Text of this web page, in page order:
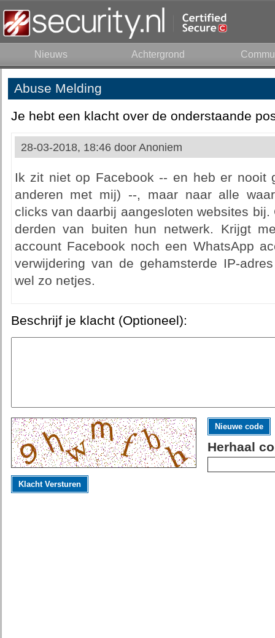
Nieuws Achtergrond
Abuse Melding
Je hebt een klacht over de onderstaande
28-03-2018, 18:46 door Anoniem
Ik zit niet op Facebook -- en heb er nooit
anderen met mij) --, maar naar alle
clicks van daarbij aangesloten websites
derden van buiten hun netwerk. Krijgt
account Facebook noch een WhatsApp
verwijdering van de gehamsterde IP-
wel zo netjes.
Beschrijf je klacht (Optioneel):
Nieuwe code
Herhaal
Klacht Versturen